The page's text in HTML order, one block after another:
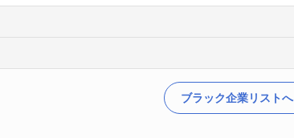
ブラック企業リストへ